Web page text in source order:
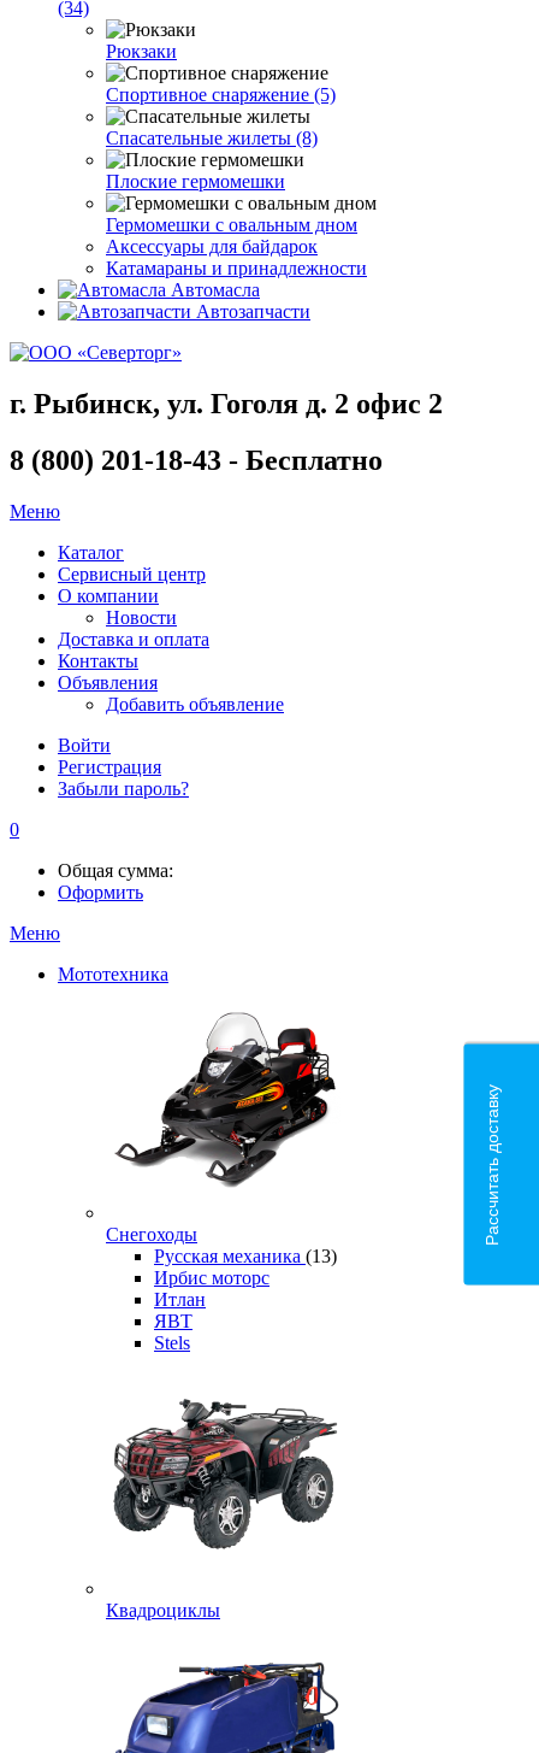
(34)
Рюкзаки
Спортивное снаряжение (5)
Спасательные жилеты (8)
Плоские гермомешки
Гермомешки с овальным дном
Аксессуары для байдарок
Катамараны и принадлежности
Автомасла
Автозапчасти
г. Рыбинск, ул. Гоголя д. 2 офис 2
8 (800) 201-18-43 - Бесплатно
Меню
Каталог
Сервисный центр
О компании
Новости
Доставка и оплата
Контакты
Объявления
Добавить объявление
Войти
Регистрация
Забыли пароль?
0
Общая сумма:
Оформить
Меню
Мототехника
Снегоходы
Русская механика (13)
Ирбис моторс
Итлан
ЯВТ
Stels
Квадроциклы
Рассчитать доставку